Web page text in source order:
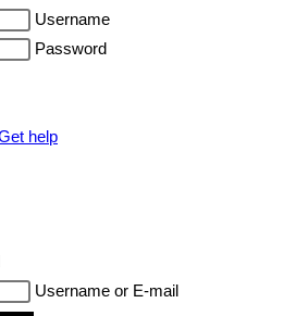
Username
Password
help
Username or E-mail